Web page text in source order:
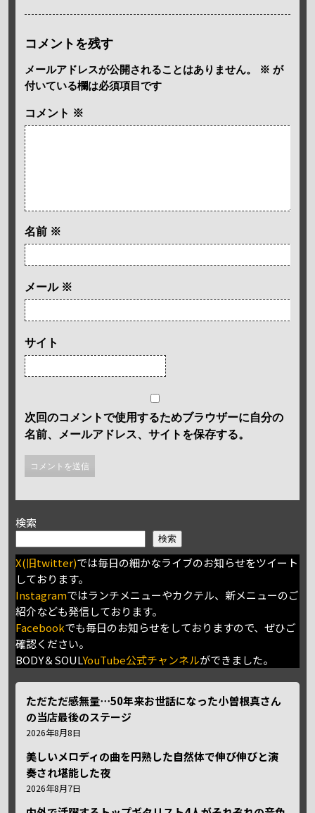
コメントを残す
メールアドレスが公開されることはありません。 ※ が
付いている欄は必須項目です
コメント ※
名前 ※
メール ※
サイト
次回のコメントで使用するためブラウザーに自分の
名前、メールアドレス、サイトを保存する。
検索
検索
X(旧twitter)では毎日の細かなライブのお知らせをツイート
しております。
Instagramではランチメニューやカクテル、新メニューのご
紹介なども発信しております。
Facebookでも毎日のお知らせをしておりますので、ぜひご
確認ください。
BODY＆SOULYouTube公式チャンネルができました。
ただただ感無量⋯50年来お世話になった小曽根真さん
の当店最後のステージ
2026年8月8日
美しいメロディの曲を円熟した自然体で伸び伸びと演
奏され堪能した夜
2026年8月7日